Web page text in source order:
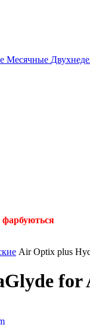
Месячные
фарбуються
Air Optix plus
for